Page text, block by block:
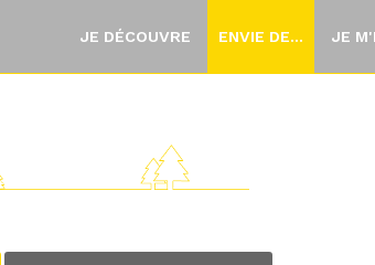
JE DÉCOUVRE ENVIE DE... JE